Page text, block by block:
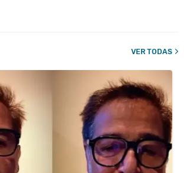
VER TODAS